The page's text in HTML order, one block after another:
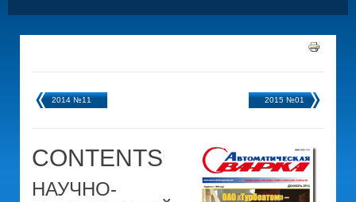
2014 №11 2015 №01
CONTENTS
НАУЧНО-